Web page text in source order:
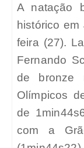
A natação
histórico em
feira (27).
Fernando
de bronze
Olímpicos
de
com a